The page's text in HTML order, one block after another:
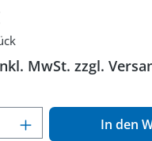
MwSt. zzgl.
Anzahl: Gib den
In den